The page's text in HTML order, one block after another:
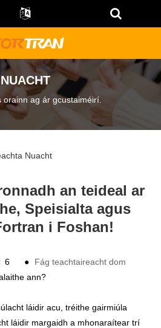
NUACHT
orainn ag ár gcustaiméirí.
Nuacht
an teideal ar
Speisialta agus
i Foshan!
6 ●
Fág teachtaireacht dom
ann?
láidir acu, tréithe gairmiúla
láidir margaidh a mhonaraítear trí